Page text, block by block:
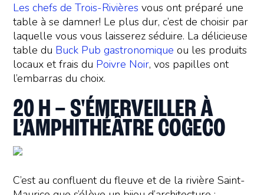
Les chefs de Trois-Rivières vous ont préparé une
table à se damner! Le plus dur, c’est de choisir par
laquelle vous vous laisserez séduire. La délicieuse
table du Buck Pub gastronomique ou les produits
locaux et frais du Poivre Noir, vos papilles ont
l’embarras du choix.
20 H – S'ÉMERVEILLER À
L’AMPHITHÉÂTRE COGECO
C’est au confluent du fleuve et de la rivière Saint-